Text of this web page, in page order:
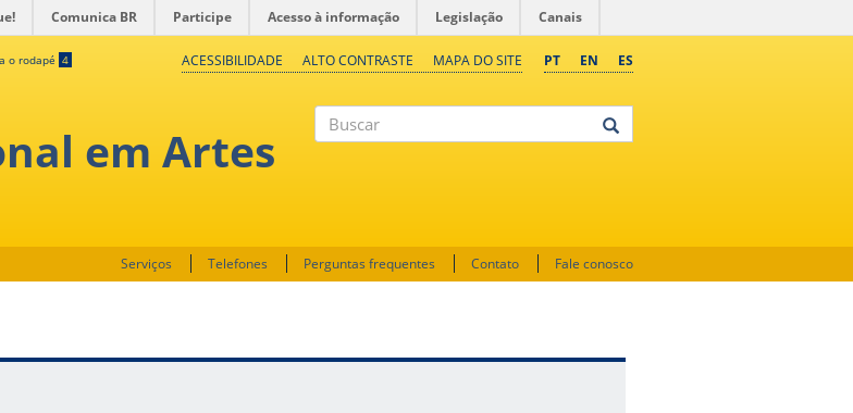
Comunica BR Participe Acesso à informação Legislação Canais
o rodapé 4 PT EN ES
ACESSIBILIDADE ALTO CONTRASTE MAPA DO SITE
em Artes
Serviços Telefones Perguntas frequentes Contato Fale conosco